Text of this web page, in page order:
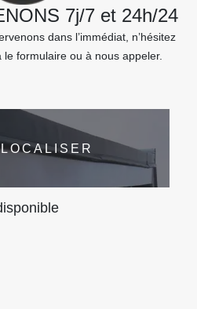
7j/7 et 24h/24
dans l’immédiat, n’hésitez
formulaire ou à nous appeler.